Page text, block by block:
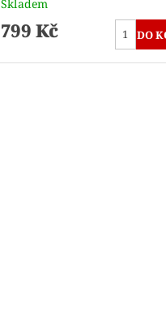
Skladem
799 Kč